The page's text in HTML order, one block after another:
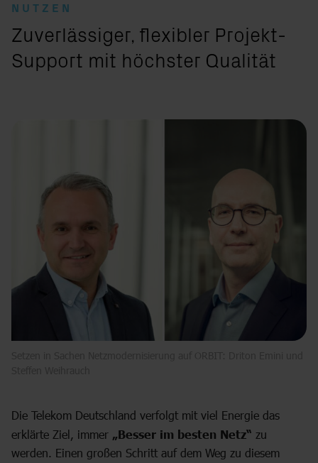
NUTZEN
:
Zuverlässiger, flexibler Projekt-
Support mit höchster Qualität
Die Telekom Deutschland verfolgt mit viel Energie das
erklärte Ziel, immer „Besser im besten Netz“ zu
werden. Einen großen Schritt auf dem Weg zu diesem